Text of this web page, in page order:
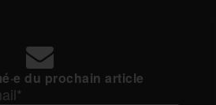
du prochain article